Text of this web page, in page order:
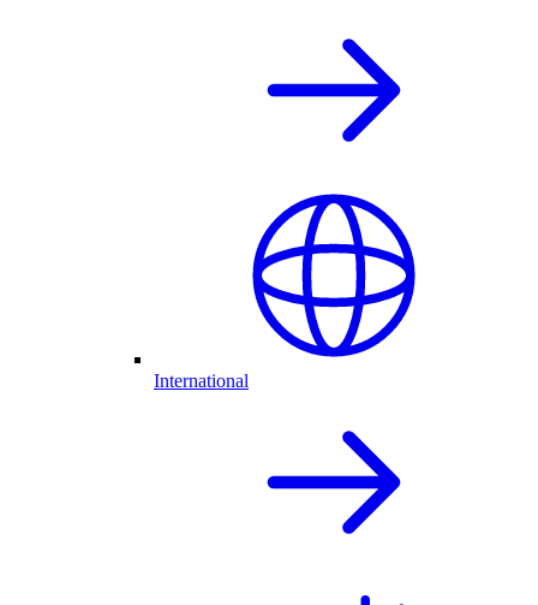
International